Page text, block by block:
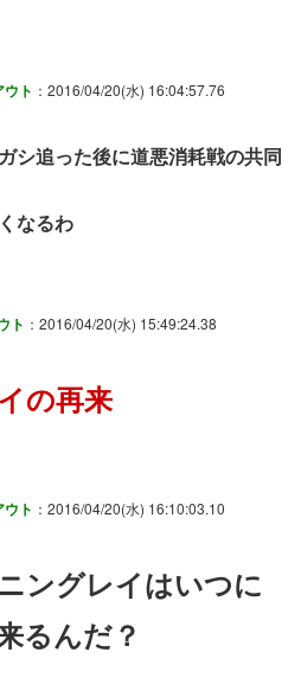
ト ：2016/04/20(水) 16:04:57.76
シ追った後に道悪消耗戦の共同
なるわ
ト ：2016/04/20(水) 15:49:24.38
の再来
ト ：2016/04/20(水) 16:10:03.10
ングレイはいつに
るんだ？